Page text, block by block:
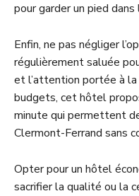
pour garder un pied
Enfin, ne pas négliger
régulièrement saluée
et l’attention portée à
budgets, cet hôtel
minute qui permettent
Clermont-Ferrand sans
Opter pour un hôtel
sacrifier la qualité ou la